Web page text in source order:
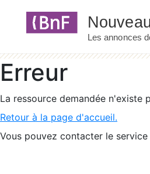
Erreur
La ressource demandée n'existe
Retour à la page d'accueil.
Vous pouvez contacter le